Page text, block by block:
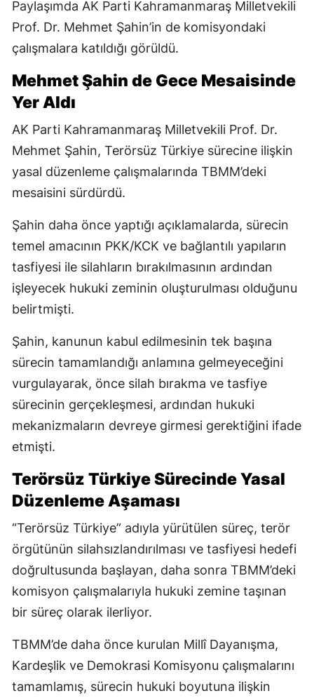
Paylaşımda AK Parti Kahramanmaraş Milletvekili
Prof. Dr. Mehmet Şahin’in de komisyondaki
çalışmalara katıldığı görüldü.
Mehmet Şahin de Gece Mesaisinde
Yer Aldı
AK Parti Kahramanmaraş Milletvekili Prof. Dr.
Mehmet Şahin, Terörsüz Türkiye sürecine ilişkin
yasal düzenleme çalışmalarında TBMM’deki
mesaisini sürdürdü.
Şahin daha önce yaptığı açıklamalarda, sürecin
temel amacının PKK/KCK ve bağlantılı yapıların
tasfiyesi ile silahların bırakılmasının ardından
işleyecek hukuki zeminin oluşturulması olduğunu
belirtmişti.
Şahin, kanunun kabul edilmesinin tek başına
sürecin tamamlandığı anlamına gelmeyeceğini
vurgulayarak, önce silah bırakma ve tasfiye
sürecinin gerçekleşmesi, ardından hukuki
mekanizmaların devreye girmesi gerektiğini ifade
etmişti.
Terörsüz Türkiye Sürecinde Yasal
Düzenleme Aşaması
“Terörsüz Türkiye” adıyla yürütülen süreç, terör
örgütünün silahsızlandırılması ve tasfiyesi hedefi
doğrultusunda başlayan, daha sonra TBMM’deki
komisyon çalışmalarıyla hukuki zemine taşınan
bir süreç olarak ilerliyor.
TBMM’de daha önce kurulan Millî Dayanışma,
Kardeşlik ve Demokrasi Komisyonu çalışmalarını
tamamlamış, sürecin hukuki boyutuna ilişkin